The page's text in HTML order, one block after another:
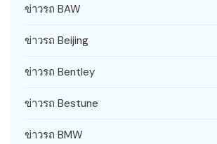
ข่าวรถ BAW
ข่าวรถ Beijing
ข่าวรถ Bentley
ข่าวรถ Bestune
ข่าวรถ BMW